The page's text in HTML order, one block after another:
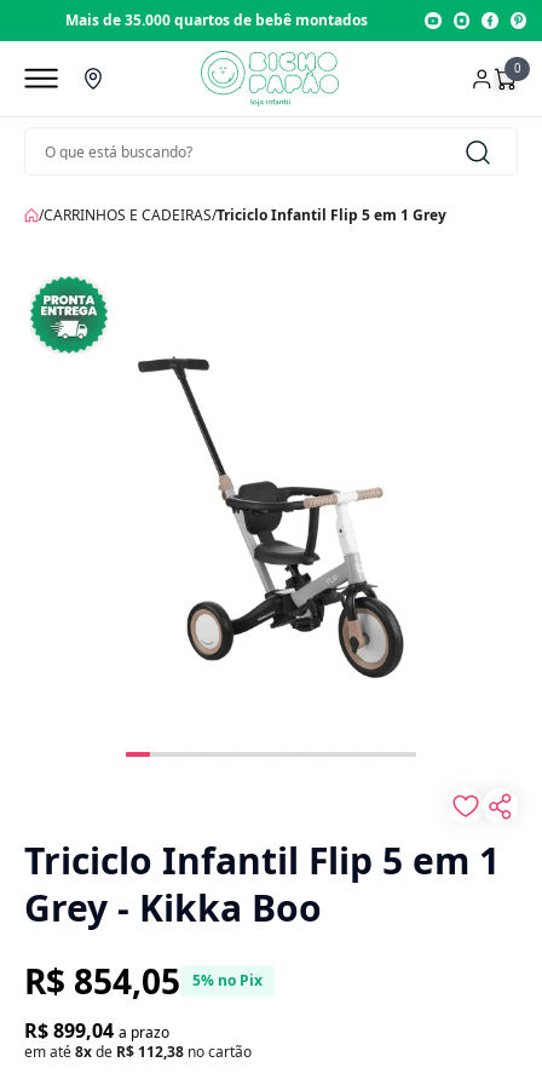
Mais de 35.000 quartos de bebê montados Loja
0
/CARRINHOS E CADEIRAS/Triciclo Infantil Flip 5 em 1 Grey
Triciclo Infantil Flip 5 em 1
Grey - Kikka Boo
R$ 854,05 5% no Pix
R$ 899,04 a prazo
em até8xde R$ 112,38 no cartão